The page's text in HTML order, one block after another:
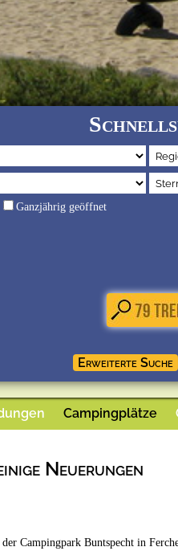
Ganzjährig geöffnet
Campingplätze
Neuerungen
Campingpark Buntspecht in